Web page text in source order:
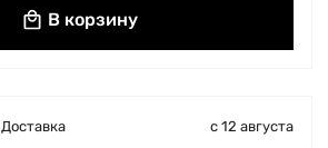
В корзину
Доставка
с 12 августа